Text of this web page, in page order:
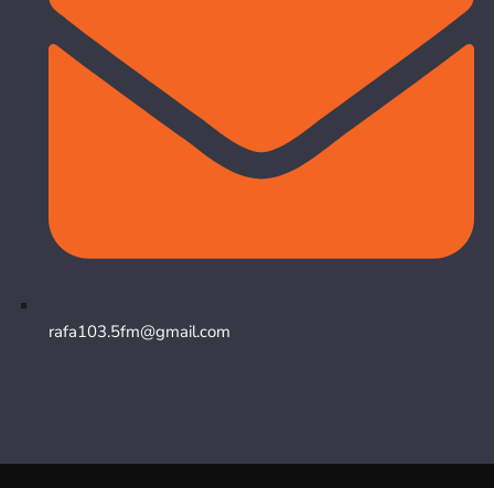
rafa103.5fm@gmail.com